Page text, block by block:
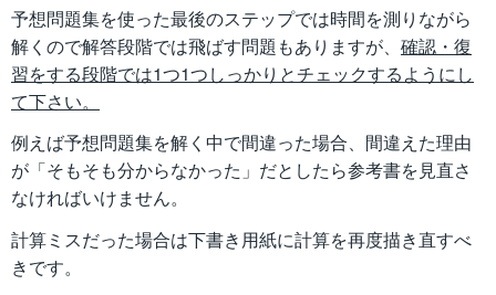
予想問題集を使った最後のステップでは時間を測りながら
解くので解答段階では飛ばす問題もありますが、 確認・復
習をする段階では1つ1つしっかりとチェックするようにし
て下さい。
例えば予想問題集を解く中で間違った場合、間違えた理由
が「そもそも分からなかった」だとしたら参考書を見直さ
なければいけません。
計算ミスだった場合は下書き用紙に計算を再度描き直すべ
きです。